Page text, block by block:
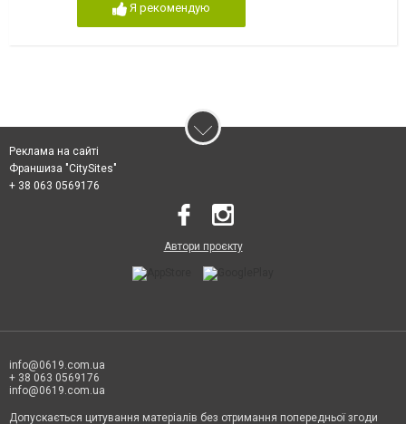
Я рекомендую
Реклама на сайті
Франшиза "CitySites"
+ 38 063 0569176
Автори проєкту
info@0619.com.ua
+ 38 063 0569176
info@0619.com.ua
Допускається цитування матеріалів без отримання попередньої згоди